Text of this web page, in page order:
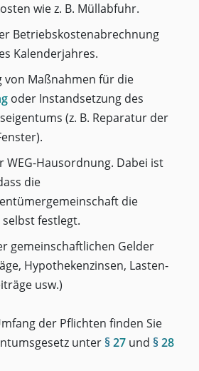
wie z. B. Müllabfuhr.
Betriebskostenabrechnung
Kalenderjahres.
Maßnahmen für die
oder Instandsetzung des
(z. B. Reparatur der
WEG-Hausordnung. Dabei ist
die
die
festlegt.
gemeinschaftlichen Gelder
Hypothekenzinsen, Lasten-
usw.)
der Pflichten finden Sie
unter § 27und § 28